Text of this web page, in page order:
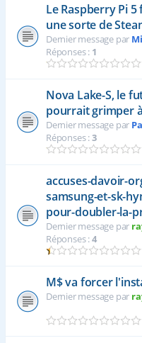
Le Raspberry Pi
une sorte de
Dernier message par
Réponses : 1
Nova Lake-S, le
pourrait grimper
Dernier message par
Réponses :3
accuses-davoir-
samsung-et-sk-
pour-doubler-la-
Dernier message par
Réponses :4
M$ va forcer
Dernier message par